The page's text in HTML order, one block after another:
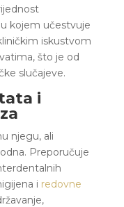
kojem učestvuje
iskustvom
što je od
slučajeve.
i
njegu, ali
Preporučuje
i redovne